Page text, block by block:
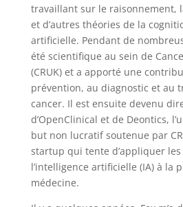
travaillant sur le raisonnement,
et d’autres théories de la
artificielle. Pendant de
été scientifique au sein de
(CRUK) et a apporté une
prévention, au diagnostic et au
cancer. Il est ensuite devenu
d’OpenClinical et de Deontics,
but non lucratif soutenue par
startup qui tente d’appliquer
l’intelligence artificielle (IA) à la
médecine.